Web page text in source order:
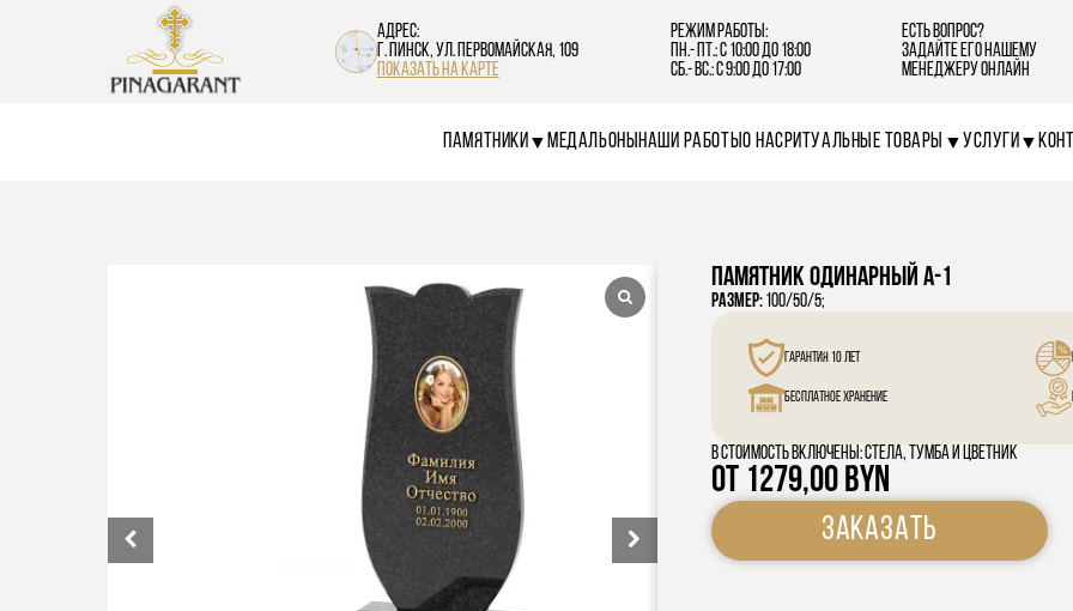
Адрес:
г. Пинск, ул. Первомайская, 109
показать на карте
Режим работы:
Пн.- Пт.: С 10:00 до 18:00
Сб.- Вс.: С 9:00 до 17:00
Есть вопрос?
Задайте его нашему
менеджеру онлайн
Памятники МедальоныНаши работыО насРитуальные товары Услуги
Памятник одинарный А-1
Размер:100/50/5;
Гарантия 10 лет
Бесплатное хранение
В стоимость включены: стела, тумба и цветник
От 1279,00BYN
Заказать